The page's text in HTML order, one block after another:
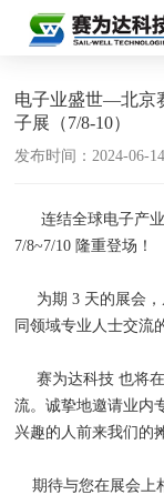
电子业盛世—北京
子展（7/8-10）
发布时间：2024-06-14
连结全球电子产业
7/8~7/10 隆重登场！
为期 3 天的展会，
同领域专业人士交流
赛为达科技 也将在
流。诚挚地邀请业内
兴趣的人前来我们的
期待与您在展会上